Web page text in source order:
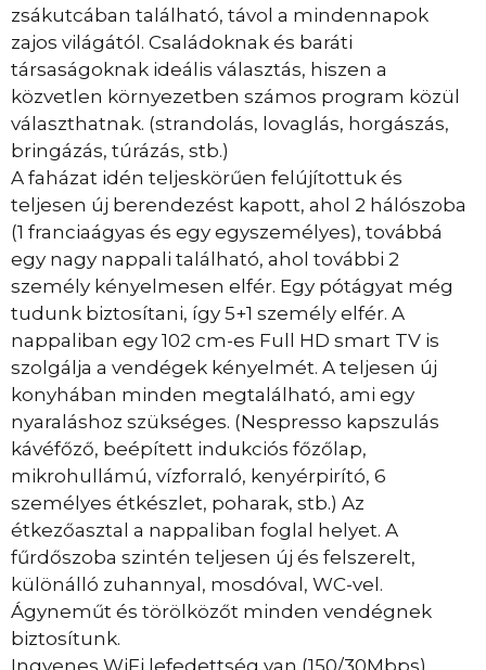
zsákutcában található, távol a mindennapok
zajos világától. Családoknak és baráti
társaságoknak ideális választás, hiszen a
közvetlen környezetben számos program közül
választhatnak. (strandolás, lovaglás, horgászás,
bringázás, túrázás, stb.)
A faházat idén teljeskörűen felújítottuk és
teljesen új berendezést kapott, ahol 2 hálószoba
(1 franciaágyas és egy egyszemélyes), továbbá
egy nagy nappali található, ahol további 2
személy kényelmesen elfér. Egy pótágyat még
tudunk biztosítani, így 5+1 személy elfér. A
nappaliban egy 102 cm-es Full HD smart TV is
szolgálja a vendégek kényelmét. A teljesen új
konyhában minden megtalálható, ami egy
nyaraláshoz szükséges. (Nespresso kapszulás
kávéfőző, beépített indukciós főzőlap,
mikrohullámú, vízforraló, kenyérpirító, 6
személyes étkészlet, poharak, stb.) Az
étkezőasztal a nappaliban foglal helyet. A
fűrdőszoba szintén teljesen új és felszerelt,
különálló zuhannyal, mosdóval, WC-vel.
Ágyneműt és törölközőt minden vendégnek
biztosítunk.
Ingyenes WiFi lefedettség van (150/30Mbps).